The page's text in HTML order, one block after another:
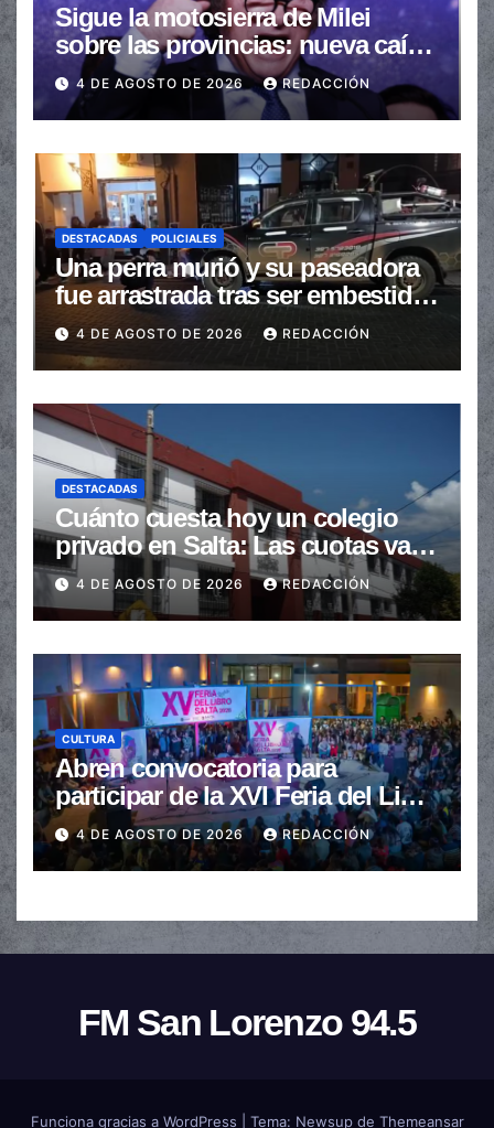
Sigue la motosierra de Milei
sobre las provincias: nueva caída
de las transferencias no
automáticas
4 DE AGOSTO DE 2026 REDACCIÓN
DESTACADAS POLICIALES
Una perra murió y su paseadora
fue arrastrada tras ser embestidas
en la senda peatonal
4 DE AGOSTO DE 2026 REDACCIÓN
DESTACADAS
Cuánto cuesta hoy un colegio
privado en Salta: Las cuotas van
de $110.000 a más de $600.000
4 DE AGOSTO DE 2026 REDACCIÓN
CULTURA
Abren convocatoria para
participar de la XVI Feria del Libro
de Salta
4 DE AGOSTO DE 2026 REDACCIÓN
FM San Lorenzo 94.5
Funciona gracias a WordPress Tema: Newsupde Themeansar